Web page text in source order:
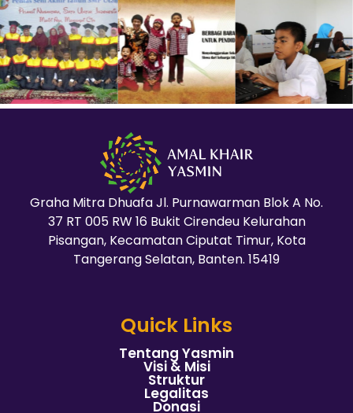
Graha Mitra Dhuafa Jl. Purnawarman Blok A No.
37 RT 005 RW 16 Bukit Cirendeu Kelurahan
Pisangan, Kecamatan Ciputat Timur, Kota
Tangerang Selatan, Banten. 15419
Quick Links
Tentang Yasmin
Visi & Misi
Struktur
Legalitas
Donasi